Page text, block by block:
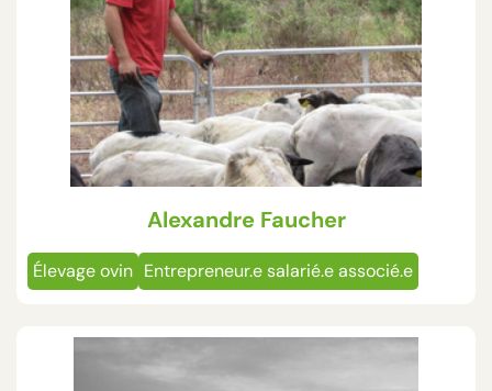
Alexandre Faucher
Élevage ovin Entrepreneur.e salarié.e associé.e